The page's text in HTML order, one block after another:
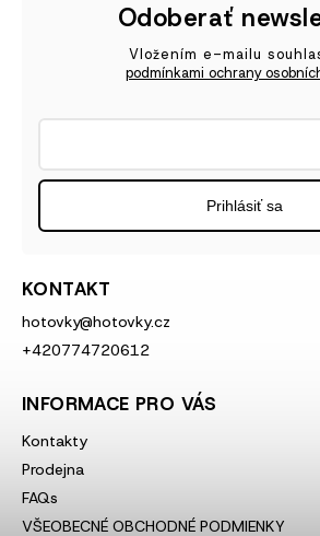
KONTAKT
hotovky@hotovky.cz
+420774720612
INFORMACE PRO VÁS
Kontakty
Prodejna
FAQs
VŠEOBECNÉ OBCHODNÉ PODMIENKY
Odoberať
Vložením e-mailu
podmínkami ochrany
Prihlásiť sa